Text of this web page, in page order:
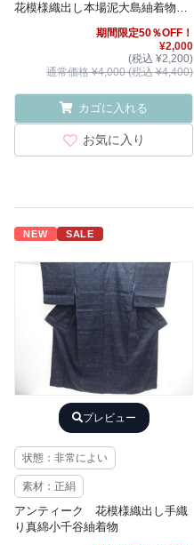
花模様織出し本場泥大島紬着物
期間限定50％OFF！
¥2,000
(税込 ¥2,200)
通常価格 ¥4,000 (税込 ¥4,400)
カゴに入れる
お気に入り
NEW SALE
プレビュー
状態：非常によい
素材：正絹
アンティーク 花模様織出し手織
り真綿小千谷紬着物